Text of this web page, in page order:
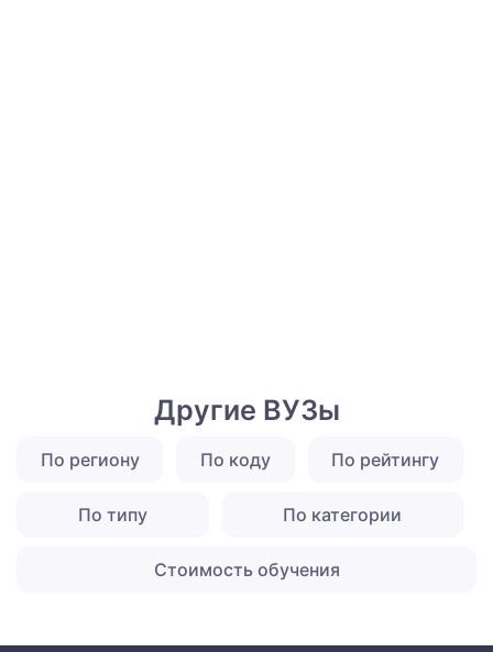
Другие ВУЗы
По региону По коду По рейтингу
По типу По категории
Стоимость обучения